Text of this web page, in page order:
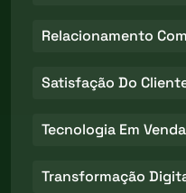
Relacionamento
Satisfação Do
Tecnologia Em
Transformação